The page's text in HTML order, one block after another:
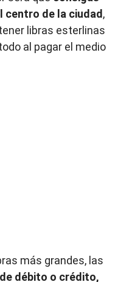
centro de la ciudad,
libras esterlinas
al pagar el medio
más grandes, las
débito o crédito,